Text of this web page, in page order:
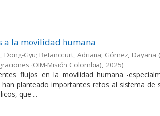
a la movilidad humana
Dong-Gyu; Betancourt, Adriana; Gómez, Dayana (
(OIM-Misión Colombia) 2025)
flujos en la movilidad humana -
planteado importantes retos al sistema de
que ...